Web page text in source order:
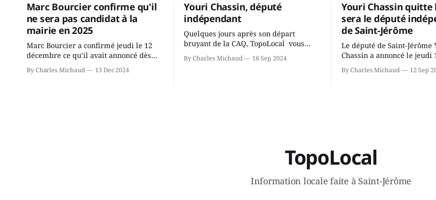
Marc Bourcier confirme qu'il
ne sera pas candidat à la
mairie en 2025
Marc Bourcier a confirmé jeudi le 12
décembre ce qu’il avait annoncé dès
2021: il ne sollicitera pas de deuxième
mandat à titre de maire de Saint-
By Charles Michaud 13 Dec 2024
Youri Chassin, député
indépendant
Quelques jours après son départ
bruyant de la CAQ, TopoLocal vous
présente une conversation avec Youri
Chassin. Nous avons causé de sa
By Charles Michaud 16 Sep 2024
Youri Chassin quitte
sera le député
de Saint-Jérôme
Le député de Saint-Jérôme
Chassin a annoncé le jeudi
septembre qu'il quitte le
Coalition Avenir Québec de
By Charles Michaud 12 Sep
TopoLocal
Information locale faite à Saint-Jérôme